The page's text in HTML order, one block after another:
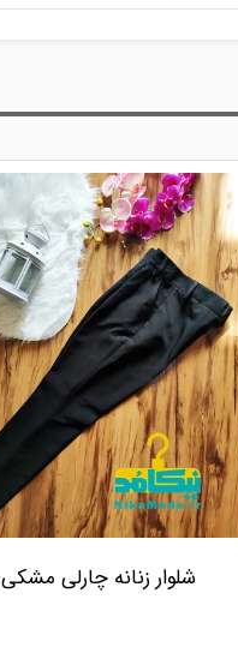
شلوار زنانه چارلی مشکی